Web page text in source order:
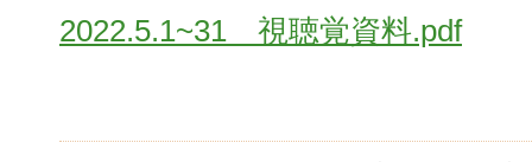
2022.5.1~31 視聴覚資料.pdf